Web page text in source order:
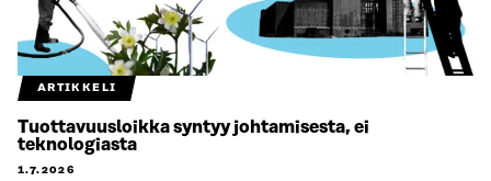
ARTIKKELI
Tuottavuusloikka syntyy johtamisesta, ei
teknologiasta
1.7.2026